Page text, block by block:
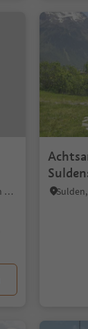
St. Veit - Sexten, Sexten, Dolomitenregion 3 Zinnen